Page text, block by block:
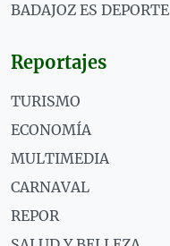
BADAJOZ ES DEPORTE
Reportajes
TURISMO
ECONOMÍA
MULTIMEDIA
CARNAVAL
REPOR